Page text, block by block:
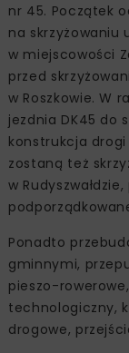
nr 45. Początek
na skrzyżowaniu
w miejscowości
przed
w Roszkowie. W
jezdnia DK45 do
konstrukcja drogi
zostaną też
w
Ponadto
gminnymi,
pieszo-
technologiczny,
drogowe,